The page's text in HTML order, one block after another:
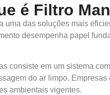
é Filtro
uma das soluções mais
desempenha papel
consiste em um sistema
do ar limpo.
ambientais vigentes.